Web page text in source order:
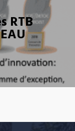
RTB